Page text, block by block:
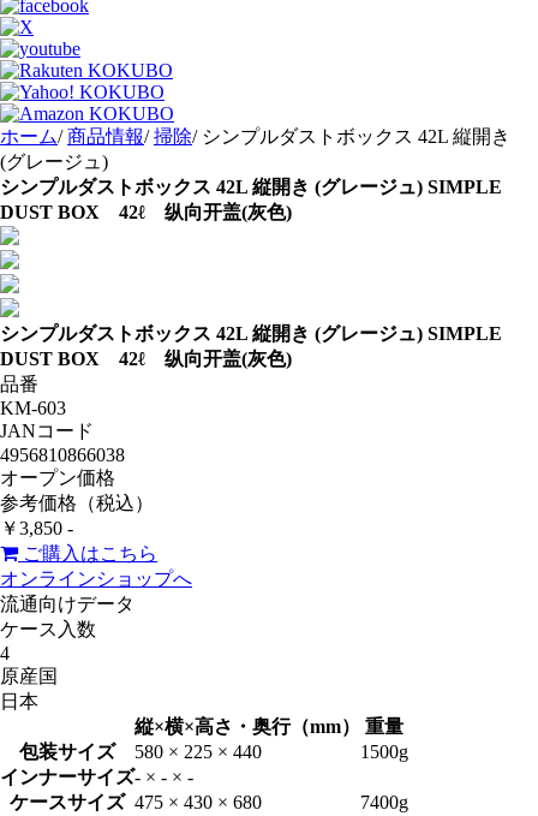
ホーム/ 商品情報/ 掃除/ シンプルダストボックス 42L 縦開き
(グレージュ)
シンプルダストボックス 42L 縦開き (グレージュ) SIMPLE
DUST BOX 42ℓ 纵向开盖(灰色)
シンプルダストボックス 42L 縦開き (グレージュ) SIMPLE
DUST BOX 42ℓ 纵向开盖(灰色)
品番
KM-603
JANコード
4956810866038
オープン価格
参考価格（税込）
￥3,850 -
ご購入はこちら
オンラインショップへ
流通向けデータ
ケース入数
4
原産国
日本
縦×横×高さ・奥行（mm）
重量
包装サイズ
580 × 225 × 440
1500g
インナーサイズ- × - × -
ケースサイズ 475 × 430 × 680 7400g